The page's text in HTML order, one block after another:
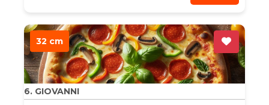
32 cm
6. GIOVANNI